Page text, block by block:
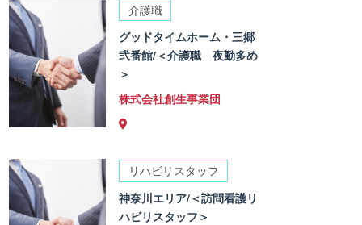
介護職
グッドタイムホーム・三郷
弐番館/＜介護職 夜勤多め
＞
株式会社創生事業団
リハビリスタッフ
神奈川エリア/＜訪問看護リ
ハビリスタッフ＞